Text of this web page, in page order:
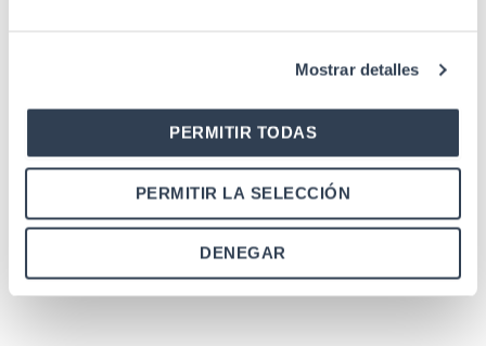
Mostrar detalles
PERMITIR TODAS
PERMITIR LA SELECCIÓN
DENEGAR
38, 5 kg
Cerradura redonda
con llave para puerta
lateral para armarios
Murales y Servidores
serie Global